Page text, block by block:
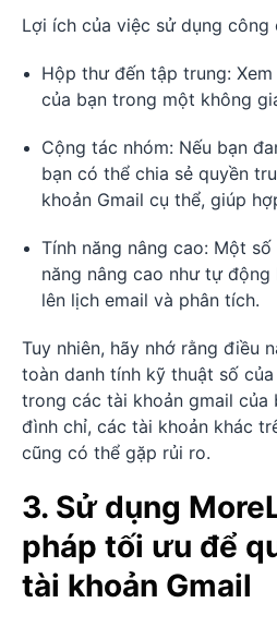
Lợi ích của việc sử dụng công
Hộp thư đến tập trung:
của bạn trong một không
Cộng tác nhóm: Nếu bạn
bạn có thể chia sẻ quyền
khoản Gmail cụ thể, giúp
Tính năng nâng cao: Một
năng nâng cao như tự
lên lịch email và phân tích.
Tuy nhiên, hãy nhớ rằng điều
toàn danh tính kỹ thuật số
trong các tài khoản gmail của
đình chỉ, các tài khoản khác
cũng có thể gặp rủi ro.
3. Sử dụng
pháp tối ưu để
tài khoản Gmail